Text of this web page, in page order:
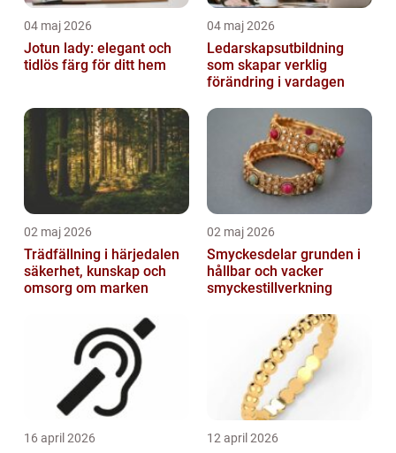
04 maj 2026
Jotun lady: elegant och
tidlös färg för ditt hem
04 maj 2026
Ledarskapsutbildning
som skapar verklig
förändring i vardagen
02 maj 2026
Trädfällning i härjedalen
säkerhet, kunskap och
omsorg om marken
02 maj 2026
Smyckesdelar grunden i
hållbar och vacker
smyckestillverkning
16 april 2026 12 april 2026